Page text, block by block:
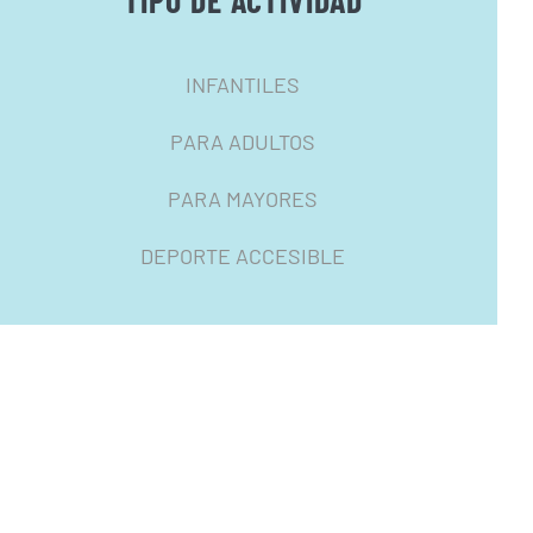
INFANTILES
PARA ADULTOS
PARA MAYORES
DEPORTE ACCESIBLE